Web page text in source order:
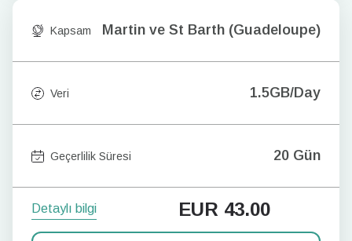
Kapsam Martin ve St Barth (Guadeloupe)
Veri 1.5GB/Day
Geçerlilik Süresi 20 Gün
Detaylı bilgi EUR 43.00